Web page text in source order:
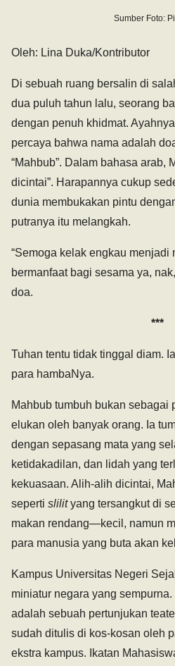
Sumber Foto:
Oleh: Lina Duka/Kontributor
Di sebuah ruang bersalin di
dua puluh tahun lalu, seorang
dengan penuh khidmat.
percaya bahwa nama adalah
“Mahbub”. Dalam bahasa arab,
dicintai”. Harapannya cukup
dunia membukakan pintu
putranya itu melangkah.
“Semoga kelak engkau
bermanfaat bagi sesama ya,
doa.
***
Tuhan tentu tidak tinggal diam.
para hambaNya.
Mahbub tumbuh bukan sebagai
elukan oleh banyak orang. Ia
dengan sepasang mata yang
ketidakadilan, dan lidah yang
kekuasaan. Alih-alih dicintai,
seperti slilityang tersangkut di
makan rendang—kecil, namun
para manusia yang buta akan
Kampus Universitas Negeri
miniatur negara yang
adalah sebuah pertunjukan
sudah ditulis di kos-kosan oleh
ekstra kampus. Ikatan